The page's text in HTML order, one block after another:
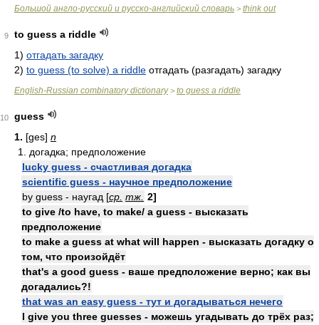
Большой англо-русский и русско-английский словарь > think out
9
to guess a riddle
1) отгадать загадку
2) to guess (to solve) a riddle отгадать (разгадать) загадку
English-Russian combinatory dictionary> to guess a riddle
10
guess
1. [ges] n
1. догадка; предположение
lucky guess - счастливая догадка
scientific guess - научное предположение
by guess - наугад [ср. тж. 2]
to give /to have, to make/ a guess - высказать
предположение
to make a guess at what will happen - высказать догадку о
том, что произойдёт
that's a good guess - ваше предположение верно; как вы
догадались?!
that was an easy guess - тут и догадываться нечего
I give you three guesses - можешь угадывать до трёх раз;